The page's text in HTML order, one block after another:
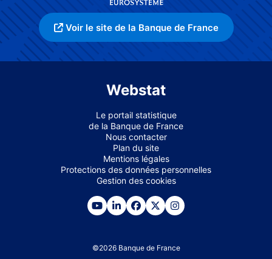
Voir le site de la Banque de France
Webstat
Le portail statistique
de la Banque de France
Nous contacter
Plan du site
Mentions légales
Protections des données personnelles
Gestion des cookies
©2026 Banque de France